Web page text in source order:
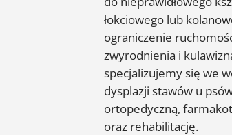
łokciowego lub
ograniczenie
zwyrodnienia i
specjalizujemy się we
dysplazji stawów u
ortopedyczną,
oraz rehabilitację.